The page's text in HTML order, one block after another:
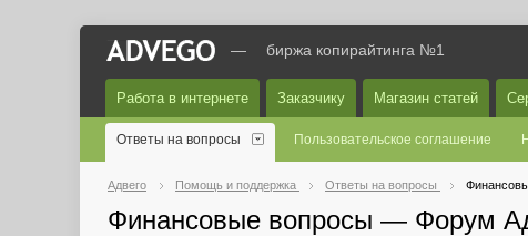
— биржа копирайтинга №1
Работа в интернете Заказчику Магазин статей
Ответы на вопросы Пользовательское соглашение
Адвего Помощь и поддержка Ответы на вопросы
Финансовые вопросы — Форум